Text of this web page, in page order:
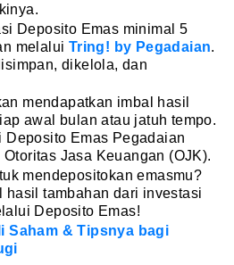
Deposito Emas minimal 5
melalui Tring! by Pegadaian.
dikelola, dan
mendapatkan imbal hasil
awal bulan atau jatuh tempo.
Deposito Emas Pegadaian
Jasa Keuangan (OJK).
mendepositokan emasmu?
hasil tambahan dari investasi
Deposito Emas!
Saham & Tipsnya bagi